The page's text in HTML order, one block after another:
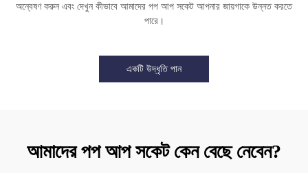
অন্বেষণ করুন এবং দেখুন কীভাবে আমাদের পপ আপ সকেট আপনার জায়গাকে উন্নত করতে
পারে।
একটি উদ্ধৃতি পান
আমাদের পপ আপ সকেট কেন বেছে নেবেন?